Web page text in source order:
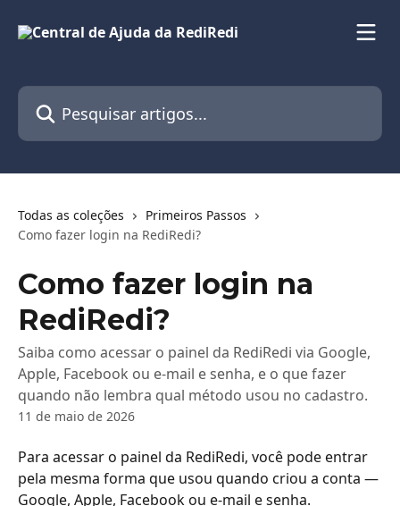
Pesquisar artigos...
Todas as coleções
Primeiros Passos
Como fazer login na RediRedi?
Como fazer login na
RediRedi?
Saiba como acessar o painel da RediRedi via Google,
Apple, Facebook ou e-mail e senha, e o que fazer
quando não lembra qual método usou no cadastro.
11 de maio de 2026
Para acessar o painel da RediRedi, você pode entrar
pela mesma forma que usou quando criou a conta —
Google, Apple, Facebook ou e-mail e senha.